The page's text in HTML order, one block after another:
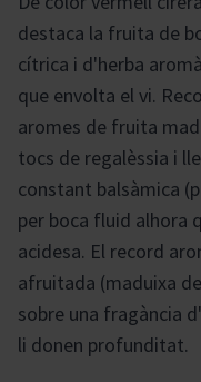
destaca la fruita de
cítrica i d'herba
que envolta el vi.
aromes de fruita
tocs de regalèssia i
constant balsàmica
per boca fluid alhora
acidesa. El record
afruitada (maduixa
sobre una fragància
li donen profunditat.